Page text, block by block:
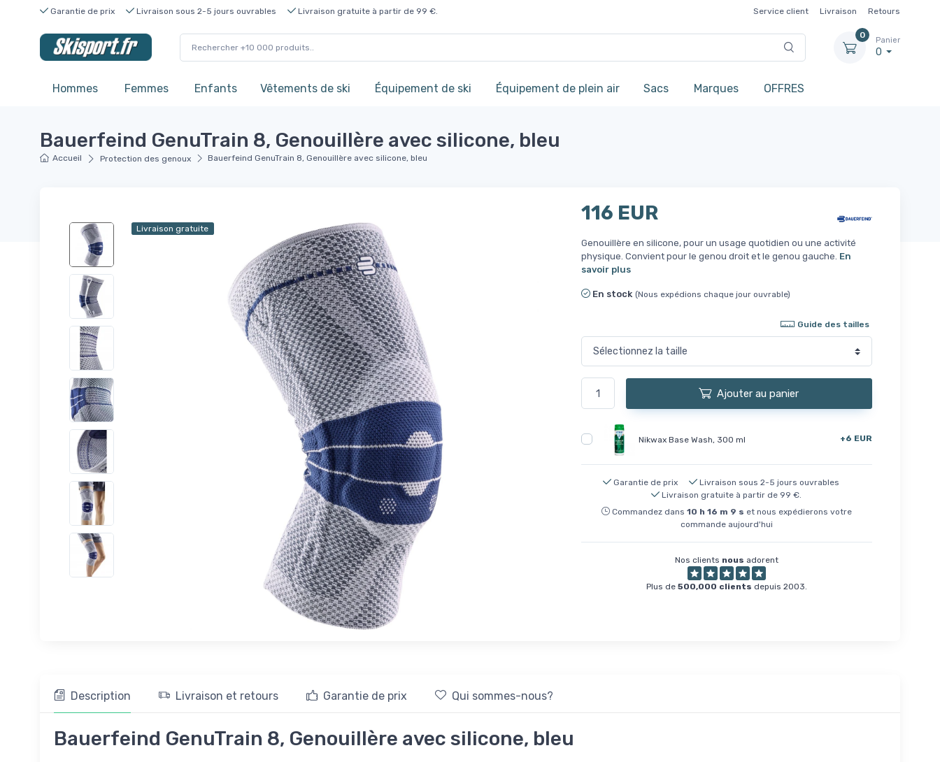
Garantie de prix Livraison sous 2-5 jours ouvrables Livraison gratuite à partir de 99 €. Service client Livraison Retours
0
Panier
0
Hommes Femmes Enfants Vêtements de ski Équipement de ski Équipement de plein air Sacs Marques OFFRES
Bauerfeind GenuTrain 8, Genouillère avec silicone, bleu
Accueil Protection des genoux Bauerfeind GenuTrain 8, Genouillère avec silicone, bleu
Livraison gratuite
116 EUR
Genouillère en silicone, pour un usage quotidien ou une activité
physique. Convient pour le genou droit et le genou gauche. En
savoir plus
En stock (Nous expédions chaque jour ouvrable)
Guide des tailles
Ajouter au panier
Nikwax Base Wash, 300 ml +6 EUR
Garantie de prix
Livraison sous 2-5 jours ouvrables
Livraison gratuite à partir de 99 €.
Commandez dans 10 h 16 m 8 s et nous expédierons votre
commande aujourd'hui
Nos clients nous adorent
Plus de 500,000 clients depuis 2003.
Description Livraison et retours Garantie de prix Qui sommes-nous?
Bauerfeind GenuTrain 8, Genouillère avec silicone, bleu